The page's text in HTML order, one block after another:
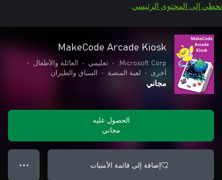
تخطي إلى المحتوى الرئيسي
MakeCode Arcade Kiosk
Microsoft Corp.
• تعليمي • العائلة والأطفال
•
أخرى
• لعبة المنصة • السباق والطيران
مجاني
الحصول عليه
مجاني
إضافة إلى قائمة الأمنيات ● ● ●